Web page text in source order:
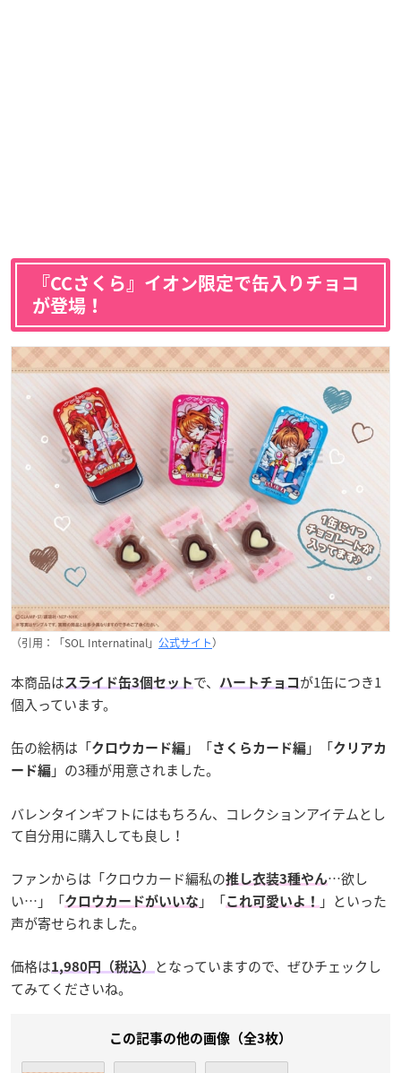
『CCさくら』イオン限定で缶入りチョコ
が登場！
（引用：「SOL Internatinal」 公式サイト）
本商品は スライド缶3個セット で、 ハートチョコ が1缶につき1
個入っています。
缶の絵柄は「クロウカード編 」「さくらカード編 」「クリアカ
ード編 」の3種が用意されました。
バレンタインギフトにはもちろん、コレクションアイテムとし
て自分用に購入しても良し！
ファンからは「クロウカード編私の推し衣装3種やん…欲し
い…」「クロウカードがいいな 」「これ可愛いよ！
」といった
声が寄せられました。
価格は1,980円（税込）
となっていますので、ぜひチェックし
てみてくださいね。
この記事の他の画像（全3枚）